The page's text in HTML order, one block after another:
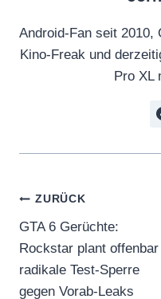
Android-Fan seit 2010,
Kino-Freak und
Pro XL
ZURÜCK
GTA 6 Gerüchte:
Rockstar plant offenbar
radikale Test-Sperre
gegen Vorab-Leaks